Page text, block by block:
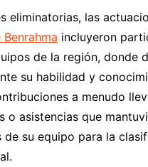
eliminatorias, las
Benrahma incluyeron
de la región, donde
su habilidad y
a menudo
o asistencias que
de su equipo para la